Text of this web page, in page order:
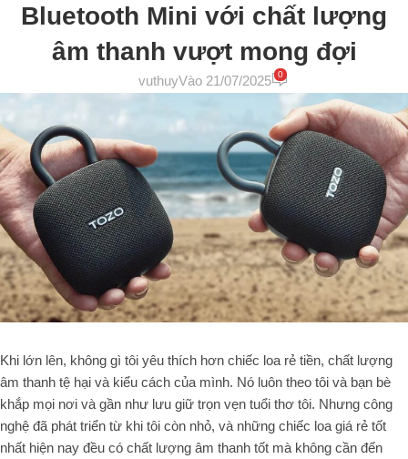
Bluetooth Mini với chất lượng
âm thanh vượt mong đợi
vuthuyVào 21/07/2025 0
Khi lớn lên, không gì tôi yêu thích hơn chiếc loa rẻ tiền, chất lượng
âm thanh tệ hại và kiểu cách của mình. Nó luôn theo tôi và bạn bè
khắp mọi nơi và gần như lưu giữ trọn vẹn tuổi thơ tôi. Nhưng công
nghệ đã phát triển từ khi tôi còn nhỏ, và những chiếc loa giá rẻ tốt
nhất hiện nay đều có chất lượng âm thanh tốt mà không cần đến